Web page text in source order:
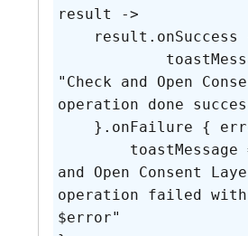
result ->
"Check and Open
operation done
and Open Consent
operation failed
$error"